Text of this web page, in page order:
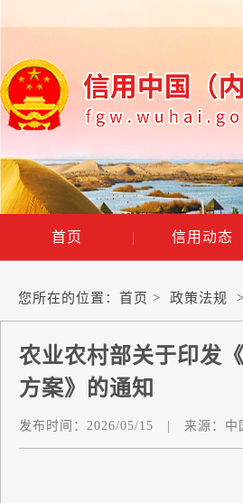
首页 | 信用动态
您所在的位置： 首页 > 政策法规 >
农业农村部关于印发
方案》的通知
发布时间： 2026/05/15 来源： 中